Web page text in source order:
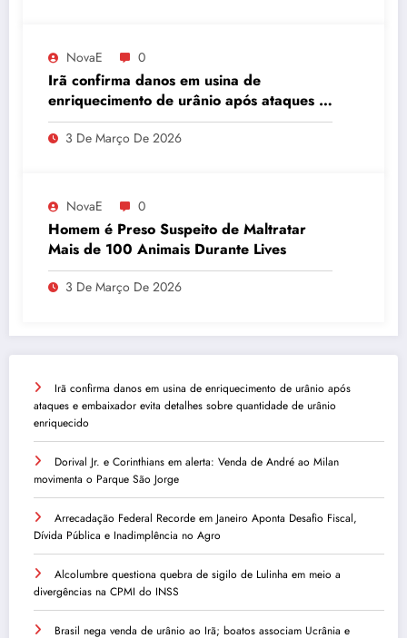
NovaE 0
Irã confirma danos em usina de
enriquecimento de urânio após ataques e
embaixador evita detalhes sobre
quantidade de urânio enriquecido
3 De Março De 2026
NovaE 0
Homem é Preso Suspeito de Maltratar
Mais de 100 Animais Durante Lives
3 De Março De 2026
Irã confirma danos em usina de enriquecimento de urânio após
ataques e embaixador evita detalhes sobre quantidade de urânio
enriquecido
Dorival Jr. e Corinthians em alerta: Venda de André ao Milan
movimenta o Parque São Jorge
Arrecadação Federal Recorde em Janeiro Aponta Desafio Fiscal,
Dívida Pública e Inadimplência no Agro
Alcolumbre questiona quebra de sigilo de Lulinha em meio a
divergências na CPMI do INSS
Brasil nega venda de urânio ao Irã; boatos associam Ucrânia e